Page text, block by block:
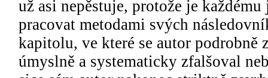
už asi nepěstuje, protože je
pracovat metodami svých
kapitolu, ve které se autor podrobně
úmyslně a systematicky zfalšoval